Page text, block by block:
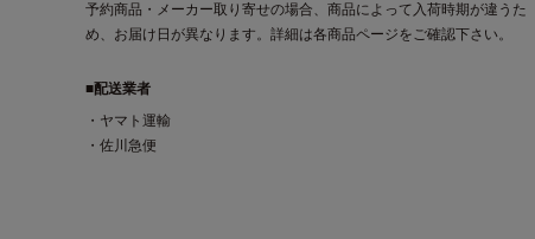
予約商品・メーカー取り寄せの場合、商品によって入荷時期が違うた
め、お届け日が異なります。詳細は各商品ページをご確認下さい。
■配送業者
・ヤマト運輸
・佐川急便